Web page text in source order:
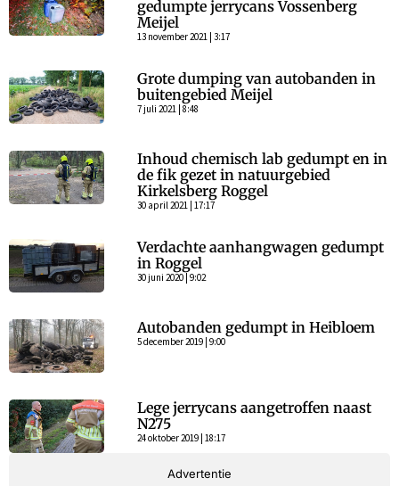
gedumpte jerrycans Vossenberg
Meijel
13 november 2021 | 3:17
Grote dumping van autobanden in
buitengebied Meijel
7 juli 2021 | 8:48
Inhoud chemisch lab gedumpt en in
de fik gezet in natuurgebied
Kirkelsberg Roggel
30 april 2021 | 17:17
Verdachte aanhangwagen gedumpt
in Roggel
30 juni 2020 | 9:02
Autobanden gedumpt in Heibloem
5 december 2019 | 9:00
Lege jerrycans aangetroffen naast
N275
24 oktober 2019 | 18:17
Advertentie